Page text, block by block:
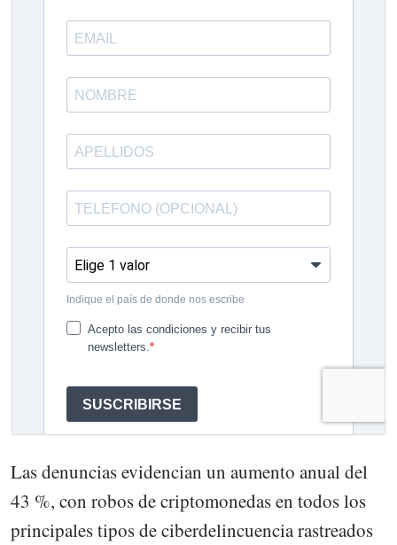
Las denuncias evidencian un aumento anual del
43 %, con robos de criptomonedas en todos los
principales tipos de ciberdelincuencia rastreados